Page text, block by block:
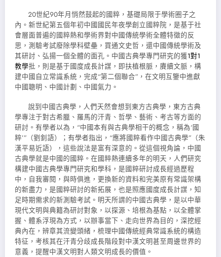
20世紀90年月悄然鼓起的國粹，基礎局限于學術圈子之
內。新世紀第五個年初中國國民年夜學創立國粹院，是基于社
會層面普遍的國粹熱和學術界對中國傳統學術全體特徵的反
思，測驗考試廢除學科壁壘，買通文史哲，還中國傳統學術及
其研討、弘揚一個全體的面孔。中國古典學專門研究的獲1對1
教學批，則是基于國度成長計謀，即扶植根脈，賡續文脈，構
建中國自立常識系統，完成“第二個聯合”，在文明互鑒中進獻
中國聰明、中國計劃、中國氣力。
說到中國古典學，人們天然會想到東方古典學，東方古典
學專注于對古希臘、羅馬的汗青、哲學、藝術、考古等方面的
研討。有學者以為，“中國本有與古典學相干的概念，稱為‘國
粹’”（劉釗語）；有學者指出，“應將國粹看作中國古典學”（朱
漢平易近語），這些說法是富有深意的。從這個視角論，中國
古典學就是中國的國粹。在國粹熱連續多年的明天，人們研究
構建中國古典學專門研究和學科，是國粹研討成長經過歷程
中，自我審閱，與時俱進，更換新的資料和完美原有常識架構
的新盡力，是國粹研討的新拓展，也是照應國度成長計謀，知
足時期需求的新測驗考試。明天所謂的中國古典學，是以中華
現代文明與典籍為研討對象，以探源、培根為基點，以全體掌
握、體系浮現為方式，以辦事當下、走向世界為目的，深挖經
典內在，辨章其流變頭緒，梳理中國傳統經典常識系統的構造
特征，考核其在汗青分歧成長階段對中漢文明甚至周邊世界的
意義，提醒中漢文明對人類文明成長的價值。